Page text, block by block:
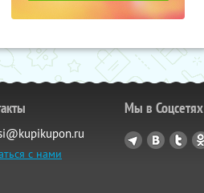
с нами
Мы в Соцсетях